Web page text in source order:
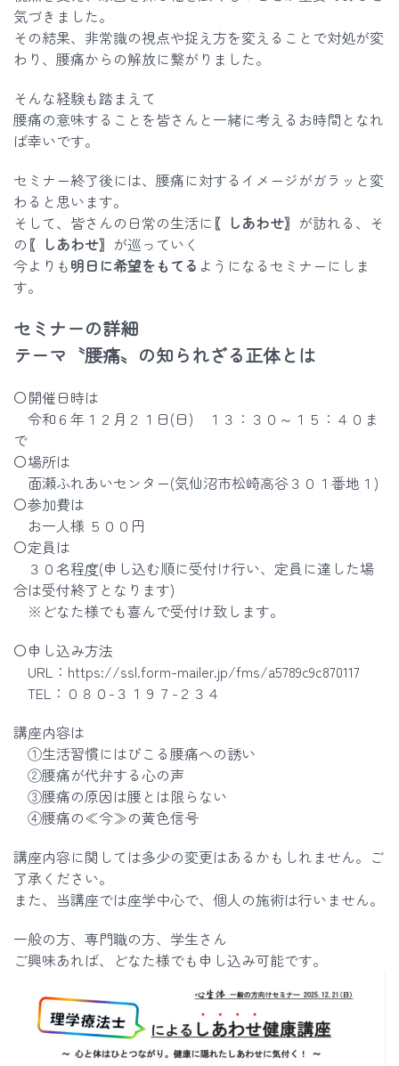
気づきました。
その結果、非常識の視点や捉え方を変えることで対処が変
わり、腰痛からの解放に繋がりました。
そんな経験も踏まえて
腰痛の意味することを皆さんと一緒に考えるお時間となれ
ば幸いです。
セミナー終了後には、腰痛に対するイメージがガラッと変
わると思います。
そして、皆さんの日常の生活に 〖しあわせ〗 が訪れる、そ
の 〖しあわせ〗 が巡っていく
今よりも明日に希望をもてる ようになるセミナーにしま
す。
セミナーの詳細
テーマ〝腰痛〟の知られざる正体とは
〇開催日時は
令和６年１２月２１日(日) １３：３０～１５：４０ま
で
〇場所は
面瀬ふれあいセンター(気仙沼市松崎高谷３０１番地１)
〇参加費は
お一人様 ５００円
〇定員は
３０名程度(申し込む順に受付け行い、定員に達した場
合は受付終了となります)
※どなた様でも喜んで受付け致します。
〇申し込み方法
URL：https://ssl.form-mailer.jp/fms/a5789c9c870117
TEL：０８０-３１９７-２３４
講座内容は
①生活習慣にはびこる腰痛への誘い
②腰痛が代弁する心の声
③腰痛の原因は腰とは限らない
④腰痛の≪今≫の黄色信号
講座内容に関しては多少の変更はあるかもしれません。ご
了承ください。
また、当講座では座学中心で、個人の施術は行いません。
一般の方、専門職の方、学生さん
ご興味あれば、どなた様でも申し込み可能です。